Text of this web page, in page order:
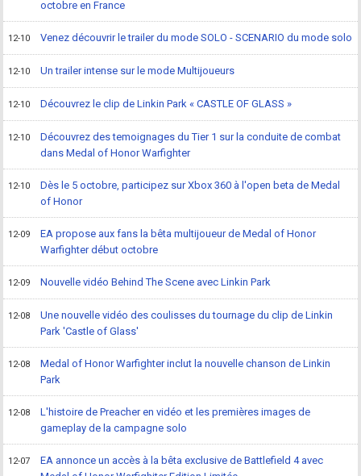
octobre en France
12-10 Venez découvrir le trailer du mode SOLO - SCENARIO du mode solo
12-10 Un trailer intense sur le mode Multijoueurs
12-10 Découvrez le clip de Linkin Park « CASTLE OF GLASS »
12-10
Découvrez des temoignages du Tier 1 sur la conduite de combat
dans Medal of Honor Warfighter
12-10
Dès le 5 octobre, participez sur Xbox 360 à l'open beta de Medal
of Honor
12-09
EA propose aux fans la bêta multijoueur de Medal of Honor
Warfighter début octobre
12-09 Nouvelle vidéo Behind The Scene avec Linkin Park
12-08
Une nouvelle vidéo des coulisses du tournage du clip de Linkin
Park 'Castle of Glass'
12-08
Medal of Honor Warfighter inclut la nouvelle chanson de Linkin
Park
12-08
L'histoire de Preacher en vidéo et les premières images de
gameplay de la campagne solo
12-07
EA annonce un accès à la bêta exclusive de Battlefield 4 avec